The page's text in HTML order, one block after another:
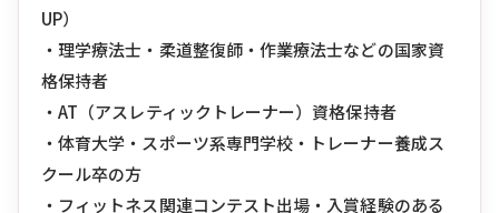
UP）
・理学療法士・柔道整復師・作業療法士などの国家資
格保持者
・AT（アスレティックトレーナー）資格保持者
・体育大学・スポーツ系専門学校・トレーナー養成ス
クール卒の方
・フィットネス関連コンテスト出場・入賞経験のある